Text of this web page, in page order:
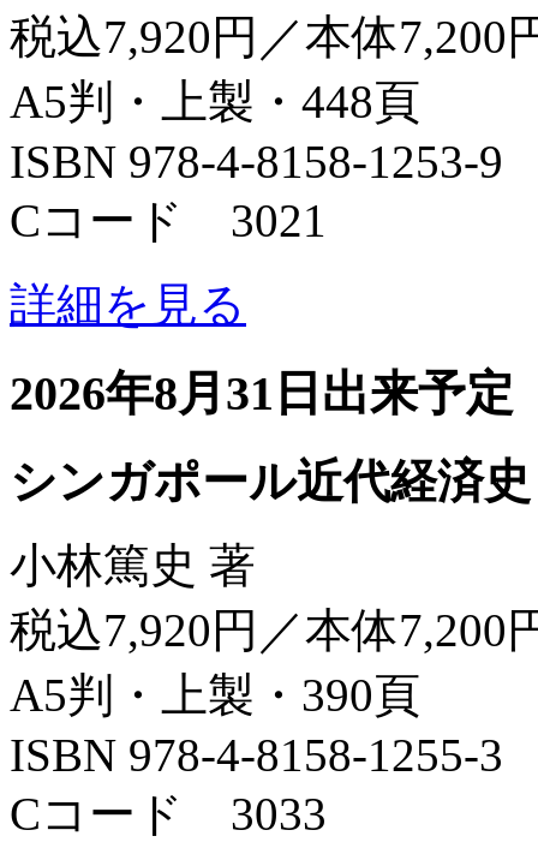
税込7,920円／本体7,200
A5判・上製・448頁
ISBN 978-4-8158-1253-9
Cコード 3021
詳細を見る
2026年8月31日出来予定
シンガポール近代経済史
小林篤史 著
税込7,920円／本体7,200
A5判・上製・390頁
ISBN 978-4-8158-1255-3
Cコード 3033